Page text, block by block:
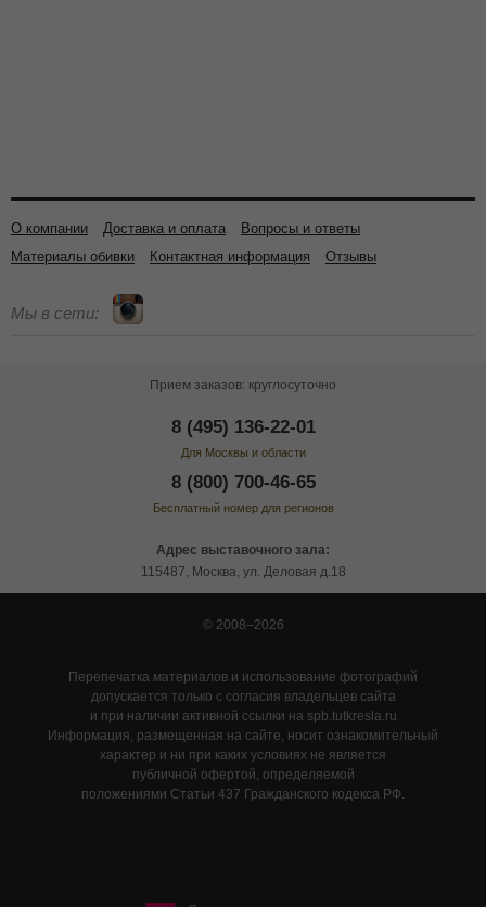
О компании Доставка и оплата
Вопросы и ответы
Материалы обивки
Контактная информация Отзывы
Мы в сети:
Прием заказов: круглосуточно
8 (495) 136-22-01
Для Москвы и области
8 (800) 700-46-65
Бесплатный номер для регионов
Адрес выставочного зала:
115487, Москва, ул. Деловая д.18
© 2008–2026
Перепечатка материалов и использование фотографий
допускается только с согласия владельцев сайта
и при наличии активной ссылки на spb.tutkresla.ru
Информация, размещенная на сайте, носит ознакомительный
характер и ни при каких условиях не является
публичной офертой, определяемой
положениями Статьи 437 Гражданского кодекса РФ.